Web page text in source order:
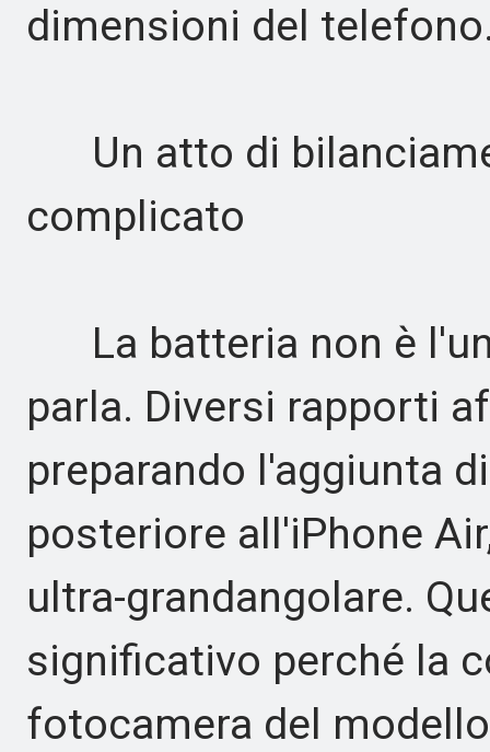
dimensioni del
Un atto di
complicato
La batteria non è
parla. Diversi rapporti
preparando l'aggiunta
posteriore all'iPhone
ultra-grandangolare.
significativo perché la
fotocamera del